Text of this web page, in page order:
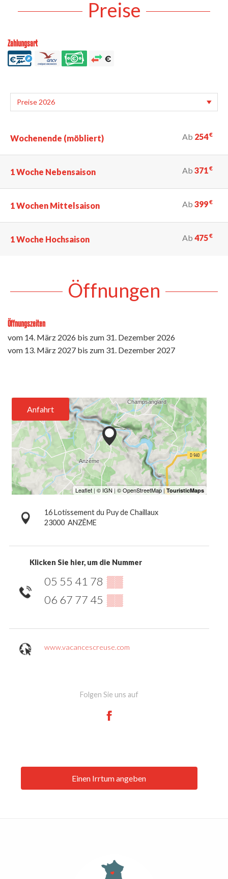
Preise
Zahlungsart
Wochenende (möbliert) Ab 254€
1 Woche Nebensaison Ab 371 €
1 Wochen Mittelsaison Ab 399€
1 Woche Hochsaison Ab 475€
Öffnungen
Öffnungszeiten
vom 14. März 2026 bis zum 31. Dezember 2026
vom 13. März 2027 bis zum 31. Dezember 2027
Anfahrt
16 Lotissement du Puy de Chaillaux
23000 ANZÊME
Klicken Sie hier, um die Nummer
05 55 41 78 ▒▒
06 67 77 45 ▒▒
www.vacancescreuse.com
Folgen Sie uns auf
Einen Irrtum angeben